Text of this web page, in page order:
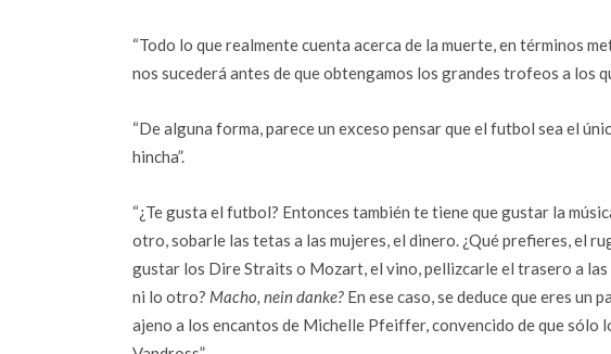
“Todo lo que realmente cuenta acerca de la muerte, en términos
nos sucederá antes de que obtengamos los grandes trofeos a los
“De alguna forma, parece un exceso pensar que el futbol sea el
hincha”.
“¿Te gusta el futbol? Entonces también te tiene que gustar la
otro, sobarle las tetas a las mujeres, el dinero. ¿Qué prefieres, el
gustar los Dire Straits o Mozart, el vino, pellizcarle el trasero a las
ni lo otro? Macho, nein danke? En ese caso, se deduce que eres
ajeno a los encantos de Michelle Pfeiffer, convencido de que sólo